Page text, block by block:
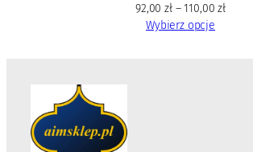
92,00zł– 110,00zł
Wybierz opcje